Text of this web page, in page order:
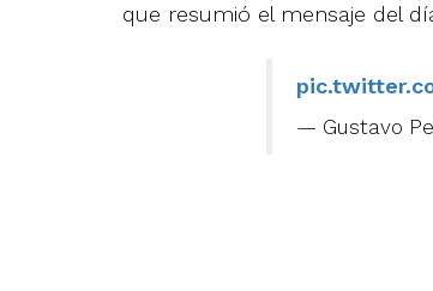
que resumió el mensaje del
— Gustavo